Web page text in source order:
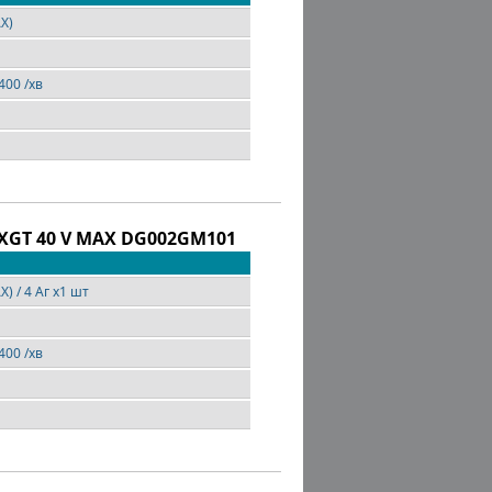
/хв
40 V MAX DG002GM101
/ 4 Аг х1 шт
/хв